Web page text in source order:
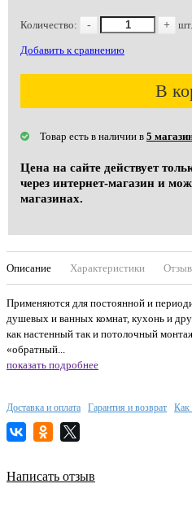
Количество: - + шт.
Добавить к сравнению
В
Товар есть в наличии в 5
Цена на сайте действует
через интернет-магазин и
магазинах.
Описание Характеристики
Применяются для постоянной и
душевых и ванных комнат, кухонь и
как настенный так и потолочный
«обратный...
показать подробнее
Доставка и оплата Гарантия и возврат Как
Написать отзыв